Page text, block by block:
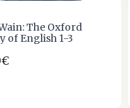
The Oxford
of English 1-3